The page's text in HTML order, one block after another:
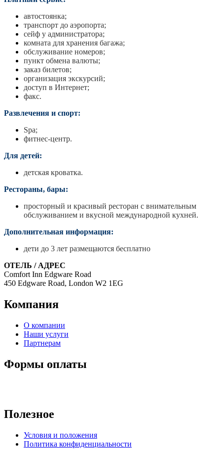
автостоянка;
транспорт до аэропорта;
сейф у администратора;
комната для хранения багажа;
обслуживание номеров;
пункт обмена валюты;
заказ билетов;
организация экскурсий;
доступ в Интернет;
факс.
Развлечения и спорт:
Spa;
фитнес-центр.
Для детей:
детская кроватка.
Рестораны, бары:
просторный и красивый ресторан с внимательным
обслуживанием и вкусной международной кухней.
Дополнительная информация:
дети до 3 лет размещаются бесплатно
ОТЕЛЬ / АДРЕС
Comfort Inn Edgware Road
450 Edgware Road, London W2 1EG
Компания
О компании
Наши услуги
Партнерам
Формы оплаты
Полезное
Условия и положения
Политика конфиденциальности